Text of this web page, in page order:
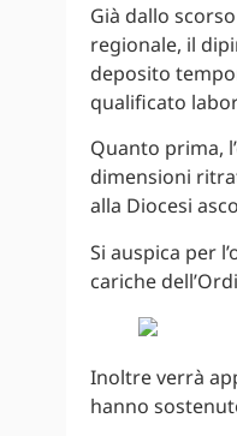
Già dallo
regionale, il
deposito
qualificato
Quanto prima,
dimensioni
alla Diocesi
Si auspica per
cariche
Inoltre verrà
hanno